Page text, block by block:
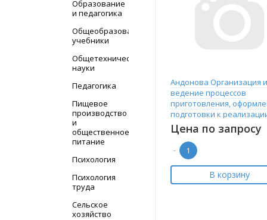
Образование
и педагогика
Общеобразовательные
учебники
Общетехнические
науки
Педагогика
Пищевое
производство
и
общественное
питание
Психология
Психология
труда
Сельское
хозяйство
Андонова Организация и
ведение процессов
приготовления,
подготовки к
горячих
Цена по запросу
-
В корзину